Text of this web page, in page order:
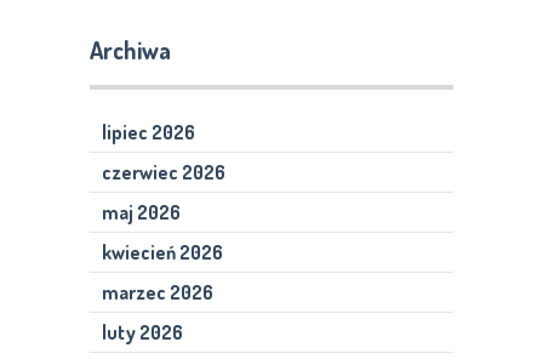
Archiwa
lipiec 2026
czerwiec 2026
maj 2026
kwiecień 2026
marzec 2026
luty 2026